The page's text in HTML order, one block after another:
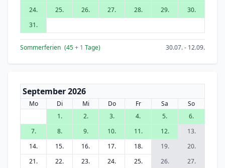
24.
25. 26. 27. 28. 29.
30.
31.
Sommerferien (45+ 1 Tage) 30.07. - 12.09.
September 2026
Mo Di Mi Do Fr Sa
So
1.
2. 3. 4. 5.
6.
7.
8. 9. 10. 11. 12.
13.
14.
15. 16. 17. 18. 19.
20.
21.
22. 23. 24. 25. 26.
27.